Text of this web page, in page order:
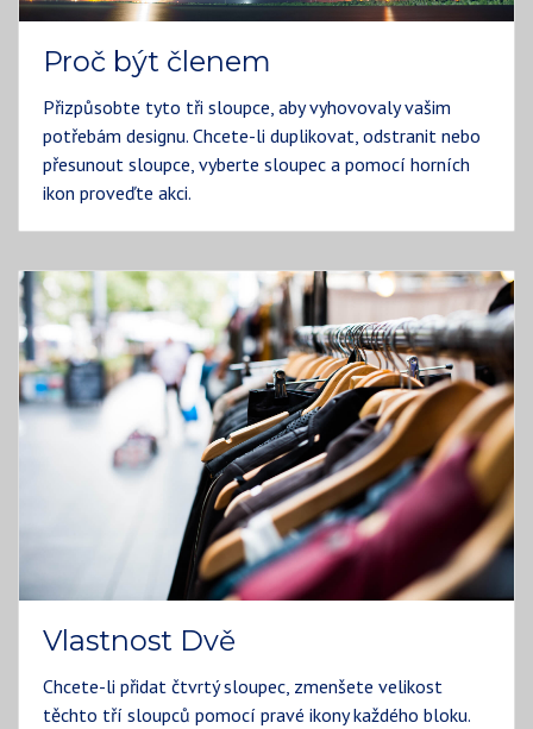
Proč být členem
Přizpůsobte tyto tři sloupce, aby vyhovovaly vašim
potřebám designu. Chcete-li duplikovat, odstranit nebo
přesunout sloupce, vyberte sloupec a pomocí horních
ikon proveďte akci.
Vlastnost Dvě
Chcete-li přidat čtvrtý sloupec, zmenšete velikost
těchto tří sloupců pomocí pravé ikony každého bloku.